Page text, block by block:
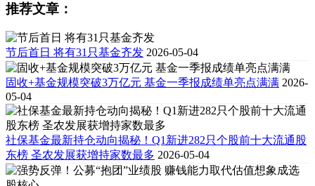
推荐文章：
节后首日 将有31只基金齐发 2026-05-04
固收+基金规模突破3万亿元 基金一季报成绩单亮点满满 2026-
05-04
社保基金最新持仓动向揭秘！Q1新进282只个股前十大流通股
东榜 圣农发展获增持家数最多 2026-05-04